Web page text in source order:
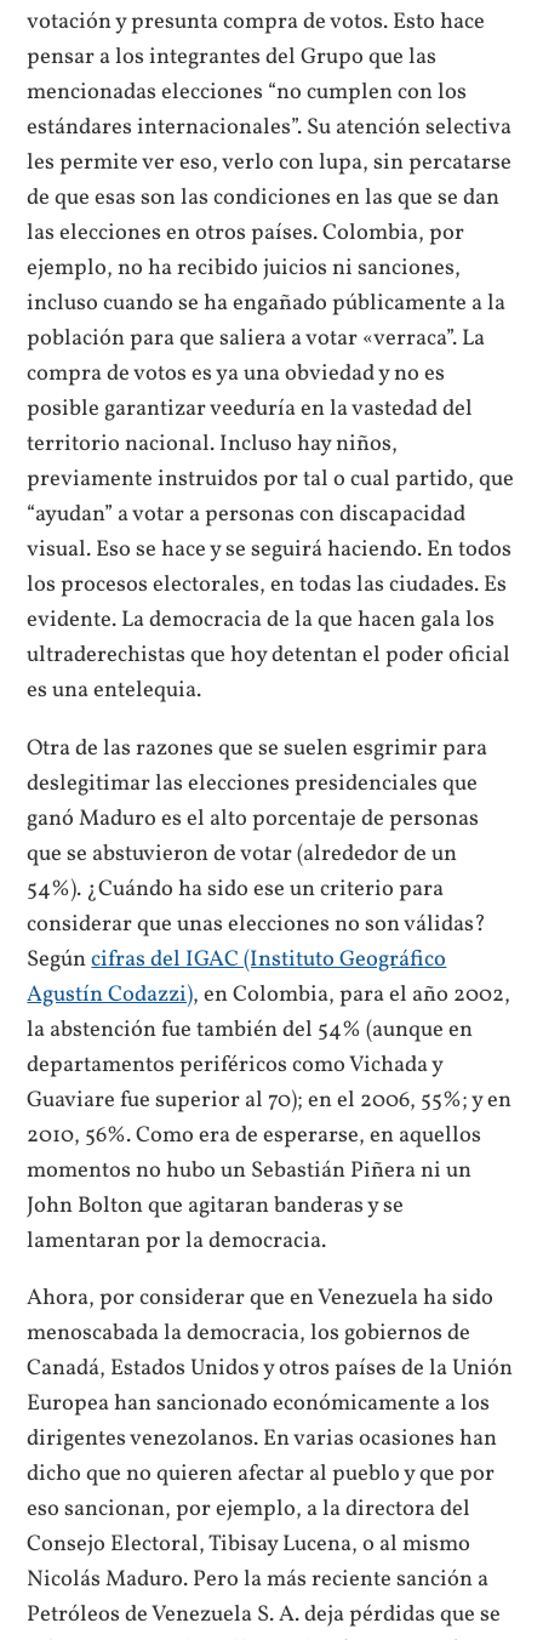
votación y presunta compra de votos. Esto hace
pensar a los integrantes del Grupo que las
mencionadas elecciones “no cumplen con los
estándares internacionales”. Su atención selectiva
les permite ver eso, verlo con lupa, sin percatarse
de que esas son las condiciones en las que se dan
las elecciones en otros países. Colombia, por
ejemplo, no ha recibido juicios ni sanciones,
incluso cuando se ha engañado públicamente a la
población para que saliera a votar «verraca”. La
compra de votos es ya una obviedad y no es
posible garantizar veeduría en la vastedad del
territorio nacional. Incluso hay niños,
previamente instruidos por tal o cual partido, que
“ayudan” a votar a personas con discapacidad
visual. Eso se hace y se seguirá haciendo. En todos
los procesos electorales, en todas las ciudades. Es
evidente. La democracia de la que hacen gala los
ultraderechistas que hoy detentan el poder oficial
es una entelequia.
Otra de las razones que se suelen esgrimir para
deslegitimar las elecciones presidenciales que
ganó Maduro es el alto porcentaje de personas
que se abstuvieron de votar (alrededor de un
54%). ¿Cuándo ha sido ese un criterio para
considerar que unas elecciones no son válidas?
Segúncifras del IGAC (Instituto Geográfico
Agustín Codazzi), en Colombia, para el año 2002,
la abstención fue también del 54% (aunque en
departamentos periféricos como Vichada y
Guaviare fue superior al 70); en el 2006, 55%; y en
2010, 56%. Como era de esperarse, en aquellos
momentos no hubo un Sebastián Piñera ni un
John Bolton que agitaran banderas y se
lamentaran por la democracia.
Ahora, por considerar que en Venezuela ha sido
menoscabada la democracia, los gobiernos de
Canadá, Estados Unidos y otros países de la Unión
Europea han sancionado económicamente a los
dirigentes venezolanos. En varias ocasiones han
dicho que no quieren afectar al pueblo y que por
eso sancionan, por ejemplo, a la directora del
Consejo Electoral, Tibisay Lucena, o al mismo
Nicolás Maduro. Pero la más reciente sanción a
Petróleos de Venezuela S. A. deja pérdidas que se